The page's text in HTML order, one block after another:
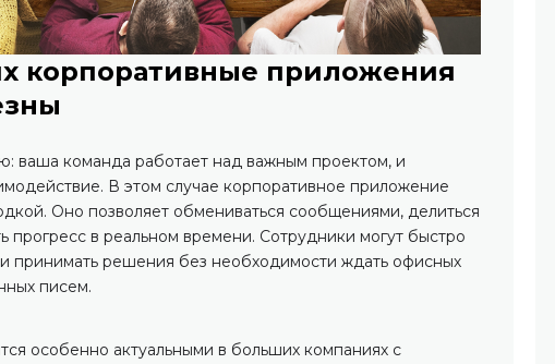
корпоративные приложения
ваша команда работает над важным проектом, и
В этом случае корпоративное приложение
Оно позволяет обмениваться сообщениями, делиться
прогресс в реальном времени. Сотрудники могут быстро
принимать решения без необходимости ждать офисных
писем.
особенно актуальными в больших компаниях с